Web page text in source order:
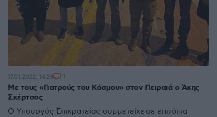
Με τους «Γιατρούς του Κόσμου» στον Πειραιά ο Άκης
Σκέρτσος
Ο Υπουργός Επικρατείας συμμετείχε σε επιτόπια
17.01.2022, 14:29 1